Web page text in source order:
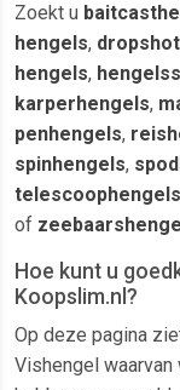
Zoekt u
hengels,
hengels,
karperhengels,
penhengels,
spinhengels,
telescoophengels
of
Hoe kunt u
Koopslim.nl?
Op deze pagina
Vishengel